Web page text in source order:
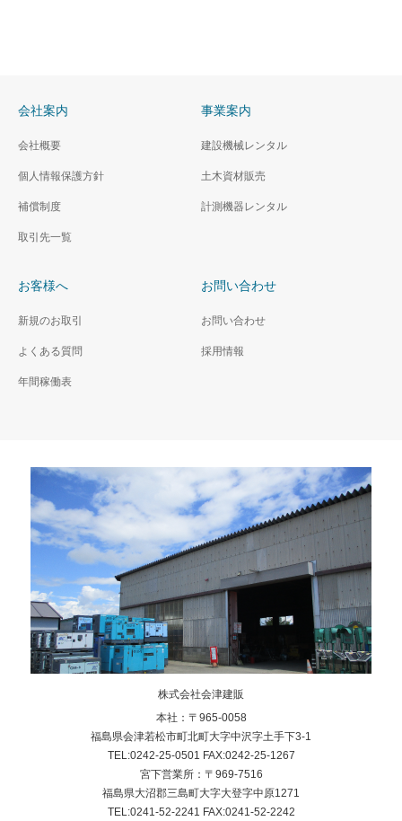
会社案内
会社概要
個人情報保護方針
補償制度
取引先一覧
事業案内
建設機械レンタル
土木資材販売
計測機器レンタル
お客様へ
新規のお取引
よくある質問
年間稼働表
お問い合わせ
お問い合わせ
採用情報
株式会社会津建販
本社：〒965-0058
福島県会津若松市町北町大字中沢字土手下3-1
TEL:0242-25-0501 FAX:0242-25-1267
宮下営業所：〒969-7516
福島県大沼郡三島町大字大登字中原1271
TEL:0241-52-2241 FAX:0241-52-2242